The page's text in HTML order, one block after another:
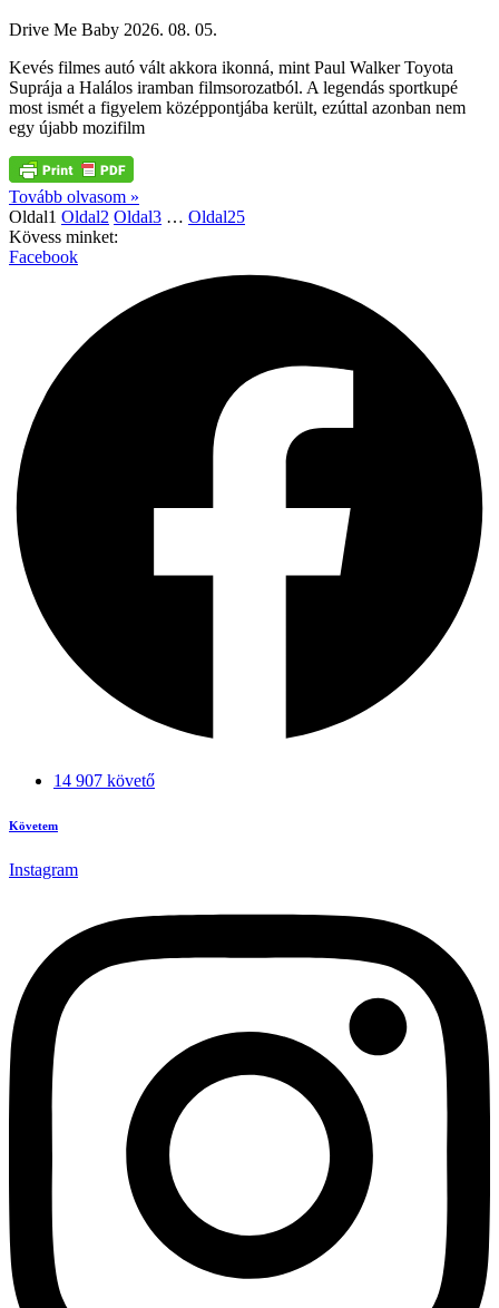
Drive Me Baby 2026. 08. 05.
Kevés filmes autó vált akkora ikonná, mint Paul Walker Toyota
Suprája a Halálos iramban filmsorozatból. A legendás sportkupé
most ismét a figyelem középpontjába került, ezúttal azonban nem
egy újabb mozifilm
Tovább olvasom »
Oldal1 Oldal2 Oldal3 … Oldal25
Kövess minket:
Facebook
14 907 követő
Követem
Instagram